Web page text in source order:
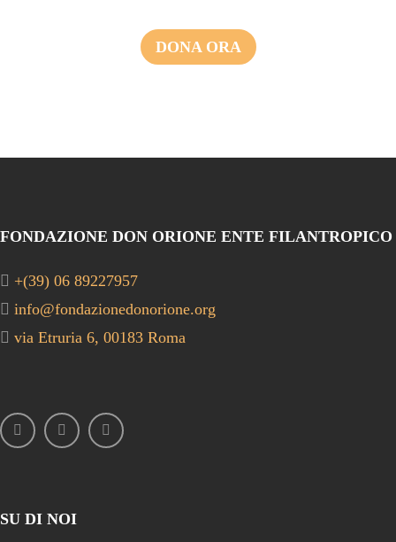
DONA ORA
FONDAZIONE DON ORIONE ENTE FILANTROPICO
+(39) 06 89227957
info@fondazionedonorione.org
via Etruria 6, 00183 Roma
SU DI NOI